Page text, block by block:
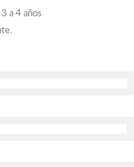
a 4 años